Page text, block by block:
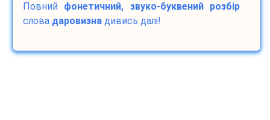
Повний фонетичний, звуко-буквений розбір
слова даровизна дивись далі!